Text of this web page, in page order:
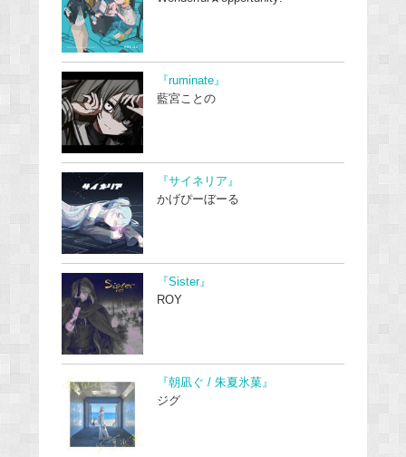
『ruminate』
藍宮ことの
『サイネリア』
かげぴーぼーる
『Sister』
ROY
『朝凪ぐ / 朱夏氷菓』
ジグ